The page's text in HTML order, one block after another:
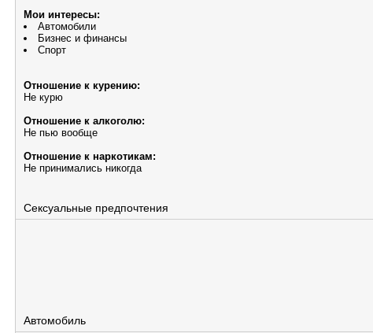
Мои интересы:
Автомобили
Бизнес и финансы
Спорт
Отношение к курению:
Не курю
Отношение к алкоголю:
Не пью вообще
Отношение к наркотикам:
Не принимались никогда
Сексуальные предпочтения
Автомобиль